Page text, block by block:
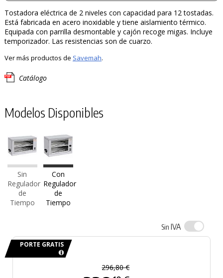
Tostadora eléctrica de 2 niveles con capacidad para 12 tostadas.
Está fabricada en acero inoxidable y tiene aislamiento térmico.
Equipada con parrilla desmontable y cajón recoge migas. Incluye
temporizador. Las resistencias son de cuarzo.
Ver más productos de Savemah.
Catálogo
Modelos Disponibles
Sin
Regulador
de
Tiempo
Con
Regulador
de
Tiempo
Sin IVA
PORTE GRATIS
296,80 €